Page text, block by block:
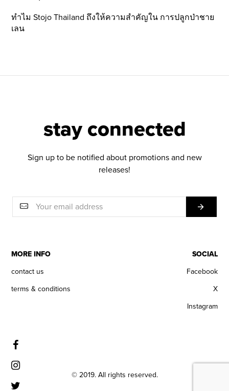
ทำไม Stojo Thailand ถึงให้ความสำคัญใน การปลูกป่าชาย
เลน
stay connected
Sign up to be notified about promotions and new
releases!
MORE INFO
contact us
terms & conditions
SOCIAL
Facebook
X
Instagram
© 2019. All rights reserved.